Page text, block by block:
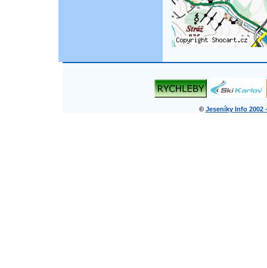
© Jeseníky Info 2002